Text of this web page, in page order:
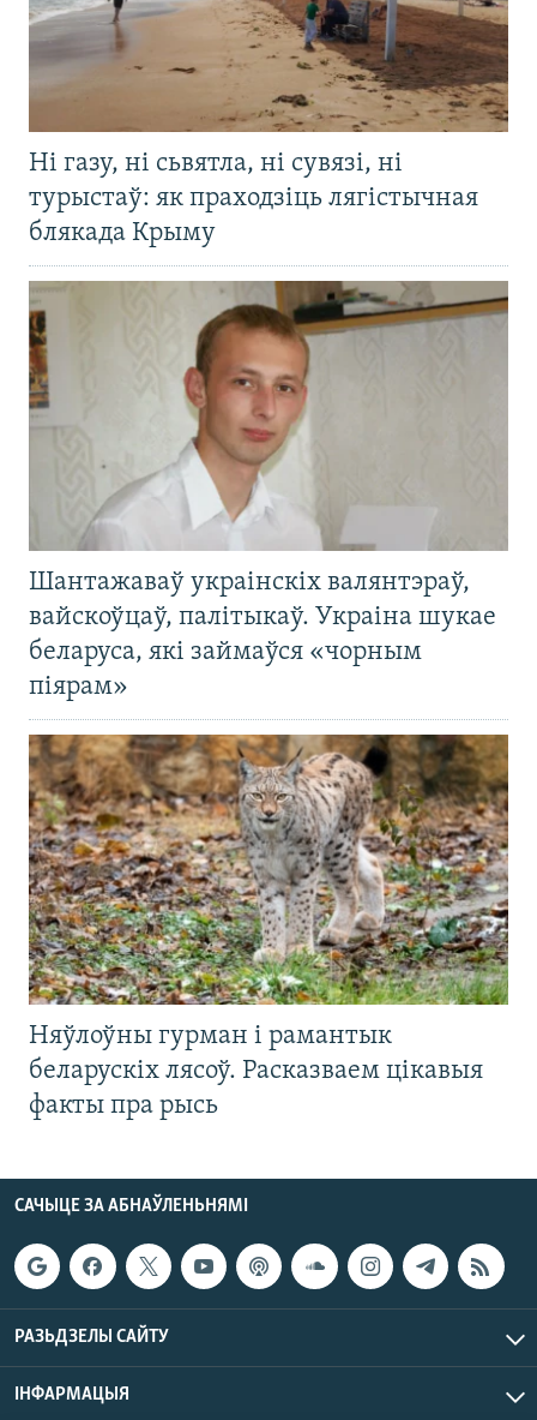
Ні газу, ні сьвятла, ні сувязі, ні
турыстаў: як праходзіць лягістычная
блякада Крыму
Шантажаваў украінскіх валянтэраў,
вайскоўцаў, палітыкаў. Украіна шукае
беларуса, які займаўся «чорным
піярам»
Няўлоўны гурман і рамантык
беларускіх лясоў. Расказваем цікавыя
факты пра рысь
САЧЫЦЕ ЗА АБНАЎЛЕНЬНЯМІ
РАЗЬДЗЕЛЫ САЙТУ
ІНФАРМАЦЫЯ